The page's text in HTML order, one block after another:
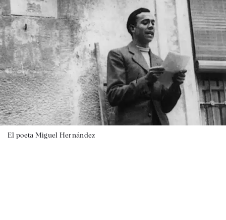
El poeta Miguel Hernández